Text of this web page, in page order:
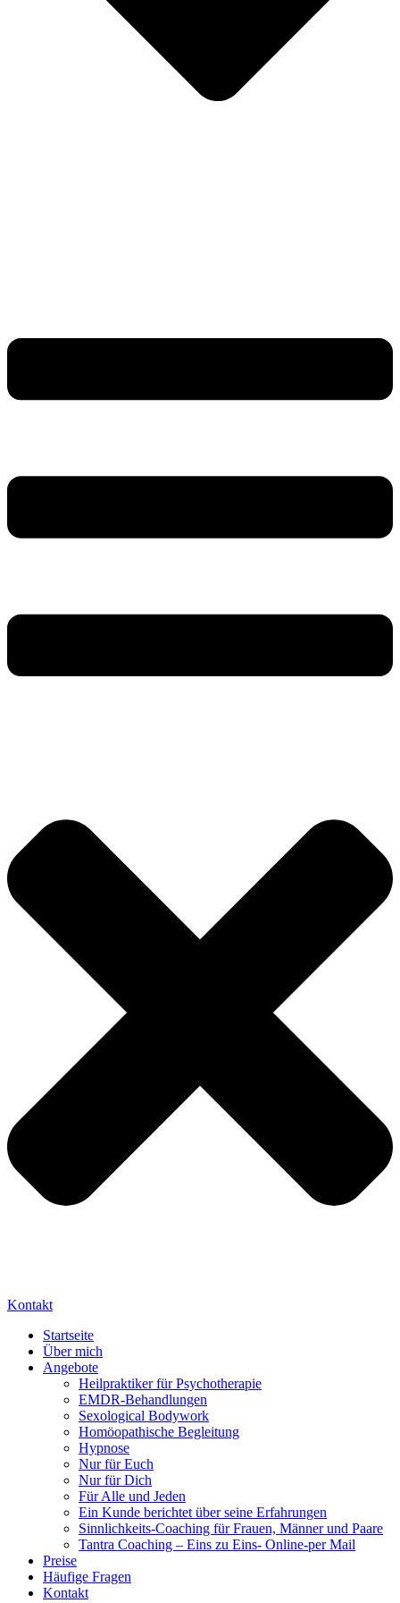
Kontakt
Startseite
Über mich
Angebote
Heilpraktiker für Psychotherapie
EMDR-Behandlungen
Sexological Bodywork
Homöopathische Begleitung
Hypnose
Nur für Euch
Nur für Dich
Für Alle und Jeden
Ein Kunde berichtet über seine Erfahrungen
Sinnlichkeits-Coaching für Frauen, Männer und Paare
Tantra Coaching – Eins zu Eins- Online-per Mail
Preise
Häufige Fragen
Kontakt